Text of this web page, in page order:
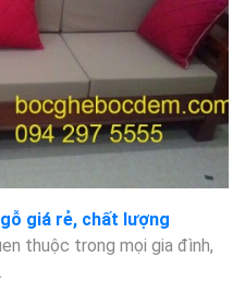
giá rẻ, chất lượng
thuộc trong mọi gia đình,